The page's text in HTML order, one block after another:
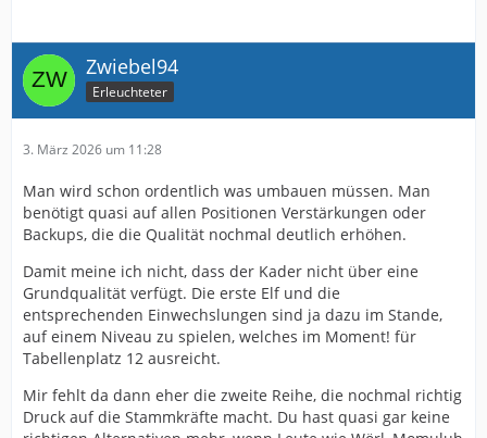
Zwiebel94
Erleuchteter
3. März 2026 um 11:28
Man wird schon ordentlich was umbauen müssen. Man
benötigt quasi auf allen Positionen Verstärkungen oder
Backups, die die Qualität nochmal deutlich erhöhen.
Damit meine ich nicht, dass der Kader nicht über eine
Grundqualität verfügt. Die erste Elf und die
entsprechenden Einwechslungen sind ja dazu im Stande,
auf einem Niveau zu spielen, welches im Moment! für
Tabellenplatz 12 ausreicht.
Mir fehlt da dann eher die zweite Reihe, die nochmal richtig
Druck auf die Stammkräfte macht. Du hast quasi gar keine